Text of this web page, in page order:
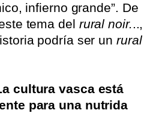
infierno grande”. De
tema del rural noir...,
podría ser un rural
cultura vasca está
para una nutrida